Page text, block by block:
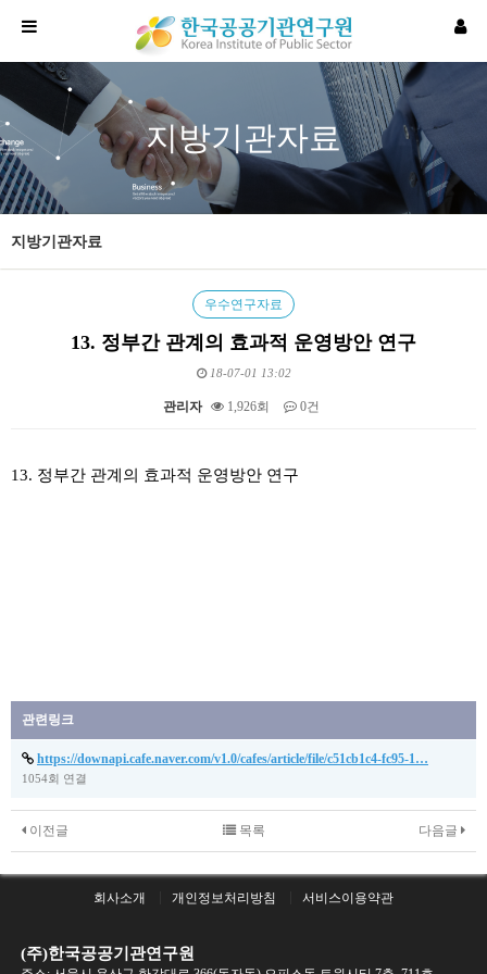
지방기관자료
지방기관자료
우수연구자료
13. 정부간 관계의 효과적 운영방안 연구
18-07-01 13:02
관리자 1,926회 0건
13. 정부간 관계의 효과적 운영방안 연구
관련링크
https://downapi.cafe.naver.com/v1.0/cafes/article/file/c51cb1c4-fc95-1…
1054회 연결
이전글 다음글
목록
회사소개 개인정보처리방침 서비스이용약관
(주)한국공공기관연구원